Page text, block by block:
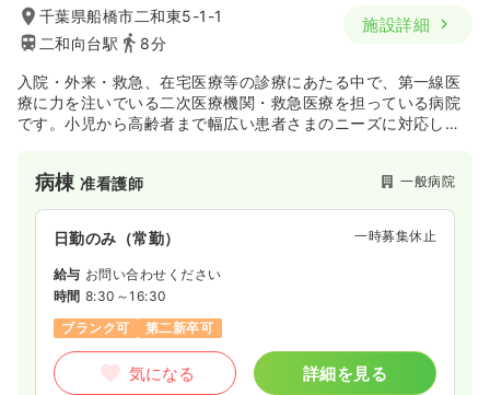
千葉県船橋市二和東5-1-1
二和向台駅
8分
施設詳細
入院・外来・救急、在宅医療等の診療にあたる中で、第一線医
療に力を注いでいる二次医療機関・救急医療を担っている病院
です。小児から高齢者まで幅広い患者さまのニーズに対応した
病棟准看護師 一般病院
日勤のみ（常勤） 一時募集休止
給与 お問い合わせください
時間 8:30～16:30
ブランク可
第二新卒可
気になる 詳細を見る